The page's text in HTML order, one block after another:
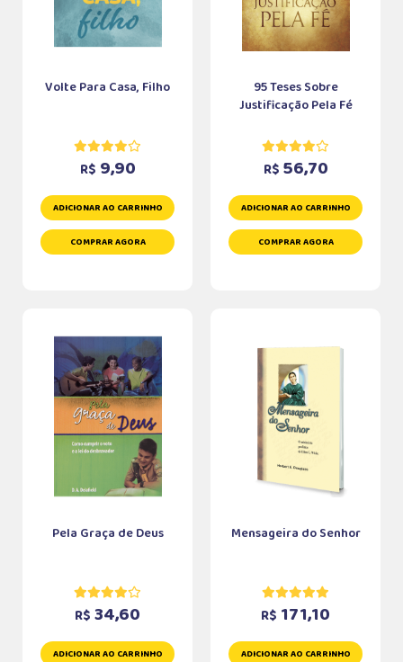
Volte Para Casa, Filho
R$ 9,90
ADICIONAR AO CARRINHO
COMPRAR AGORA
95 Teses Sobre
Justificação Pela Fé
R$ 56,70
ADICIONAR AO CARRINHO
COMPRAR AGORA
Pela Graça de Deus
R$ 34,60
ADICIONAR AO CARRINHO
Mensageira do Senhor
R$ 171,10
ADICIONAR AO CARRINHO